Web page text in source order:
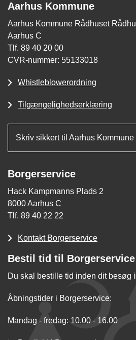
Aarhus Kommune
Aarhus Kommune Rådhuset
Aarhus C
Tlf. 89 40 20 00
CVR-nummer: 55133018
Whistleblowerordning
Tilgængelighedserklæring
Skriv sikkert til Aarhus
Borgerservice
Hack Kampmanns Plads 2
8000 Aarhus C
Tlf. 89 40 22 22
Kontakt Borgerservice
Bestil tid til Borgerservice
Du skal bestille tid inden dit besøg
Åbningstider i Borgerservice:
Mandag - fredag: 10.00 - 16.00